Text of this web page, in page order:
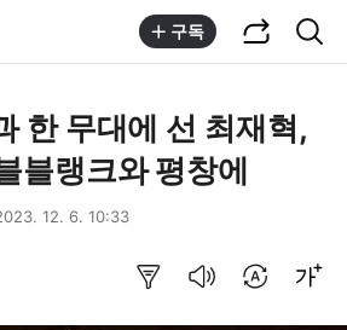
구독
한 무대에 선 최재혁,
블랭크와 평창에
12. 6. 10:33